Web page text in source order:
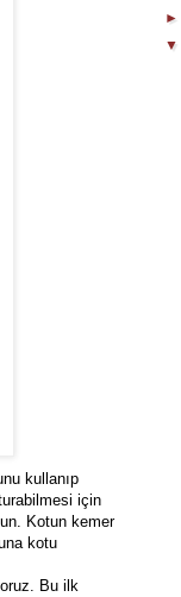
kullanıp
için
Kotun kemer
kotu
Bu ilk
►
▼